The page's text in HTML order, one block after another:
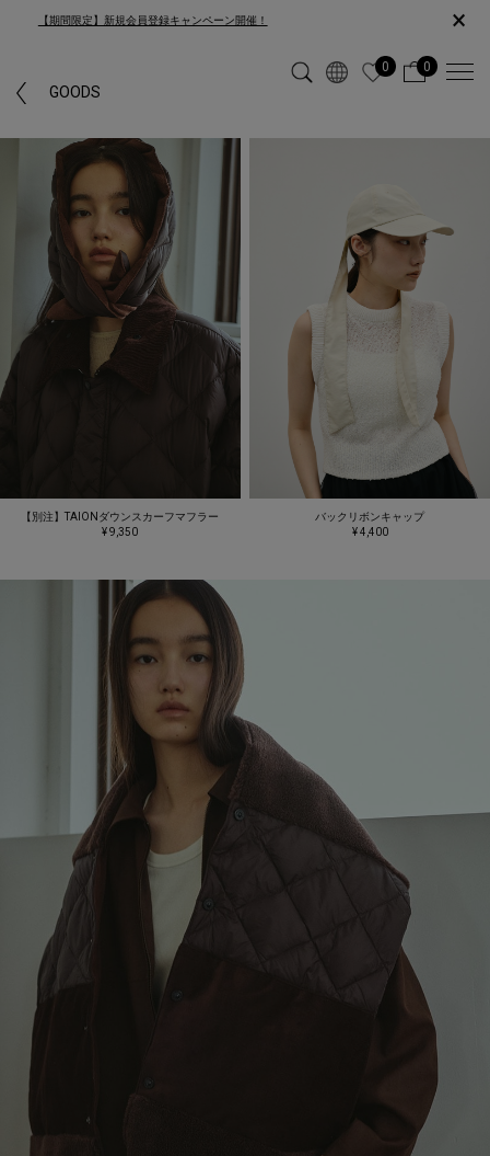
【期間限定】新規会員登録キャンペーン開催！ ×
GOODS
0
0
「SWIMSUIT」カテゴリーではヒットしなかった為、「GOODS」カテゴリ
【別注】TAIONダウンスカーフマフラー
¥ 9,350
バックリボンキャップ
¥ 4,400